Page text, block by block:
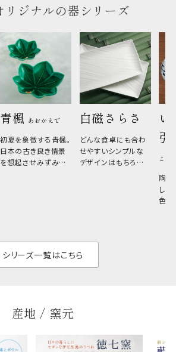
リジナルの器シリーズ
青楓 あおかえで
初夏を象徴する青楓。
日本の古き良き情景
を想起させみずみず
白磁さらさ
どんな食卓にも合わ
せやすいシンプルな
デザインはもちろん、
い
こひ
陶器
しい
色の
シリーズ一覧はこちら
産地 / 窯元